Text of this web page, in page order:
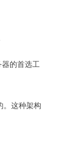
的首选工
这种架构